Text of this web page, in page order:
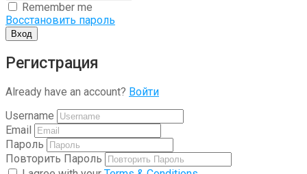
Remember me
Восстановить пароль
Вход
Регистрация
Already have an account? Войти
Username
Email
Пароль
Повторить Пароль